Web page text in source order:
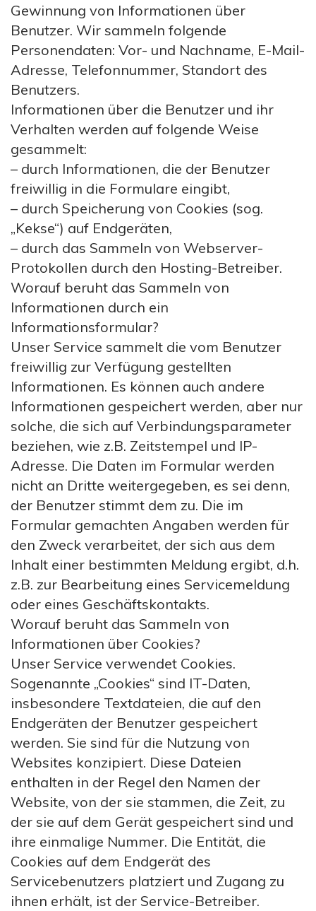
Gewinnung von Informationen über
Benutzer. Wir sammeln folgende
Personendaten: Vor- und Nachname, E-Mail-
Adresse, Telefonnummer, Standort des
Benutzers.
Informationen über die Benutzer und ihr
Verhalten werden auf folgende Weise
gesammelt:
– durch Informationen, die der Benutzer
freiwillig in die Formulare eingibt,
– durch Speicherung von Cookies (sog.
„Kekse“) auf Endgeräten,
– durch das Sammeln von Webserver-
Protokollen durch den Hosting-Betreiber.
Worauf beruht das Sammeln von
Informationen durch ein
Informationsformular?
Unser Service sammelt die vom Benutzer
freiwillig zur Verfügung gestellten
Informationen. Es können auch andere
Informationen gespeichert werden, aber nur
solche, die sich auf Verbindungsparameter
beziehen, wie z.B. Zeitstempel und IP-
Adresse. Die Daten im Formular werden
nicht an Dritte weitergegeben, es sei denn,
der Benutzer stimmt dem zu. Die im
Formular gemachten Angaben werden für
den Zweck verarbeitet, der sich aus dem
Inhalt einer bestimmten Meldung ergibt, d.h.
z.B. zur Bearbeitung eines Servicemeldung
oder eines Geschäftskontakts.
Worauf beruht das Sammeln von
Informationen über Cookies?
Unser Service verwendet Cookies.
Sogenannte „Cookies“ sind IT-Daten,
insbesondere Textdateien, die auf den
Endgeräten der Benutzer gespeichert
werden. Sie sind für die Nutzung von
Websites konzipiert. Diese Dateien
enthalten in der Regel den Namen der
Website, von der sie stammen, die Zeit, zu
der sie auf dem Gerät gespeichert sind und
ihre einmalige Nummer. Die Entität, die
Cookies auf dem Endgerät des
Servicebenutzers platziert und Zugang zu
ihnen erhält, ist der Service-Betreiber.